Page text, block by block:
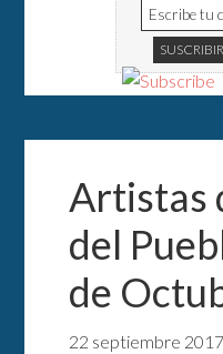
Artistas
del
de
22 septiembre 2017